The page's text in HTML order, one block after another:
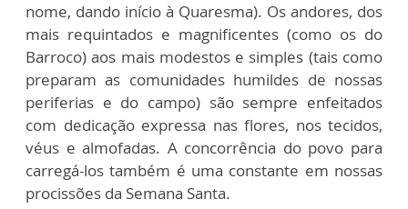
nome, dando início à Quaresma). Os andores, dos
mais requintados e magnificentes (como os do
Barroco) aos mais modestos e simples (tais como
preparam as comunidades humildes de nossas
periferias e do campo) são sempre enfeitados
com dedicação expressa nas flores, nos tecidos,
véus e almofadas. A concorrência do povo para
carregá-los também é uma constante em nossas
procissões da Semana Santa.